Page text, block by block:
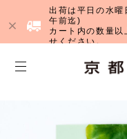
出荷は平日の水曜
午前迄)
カート内の数量
せください。